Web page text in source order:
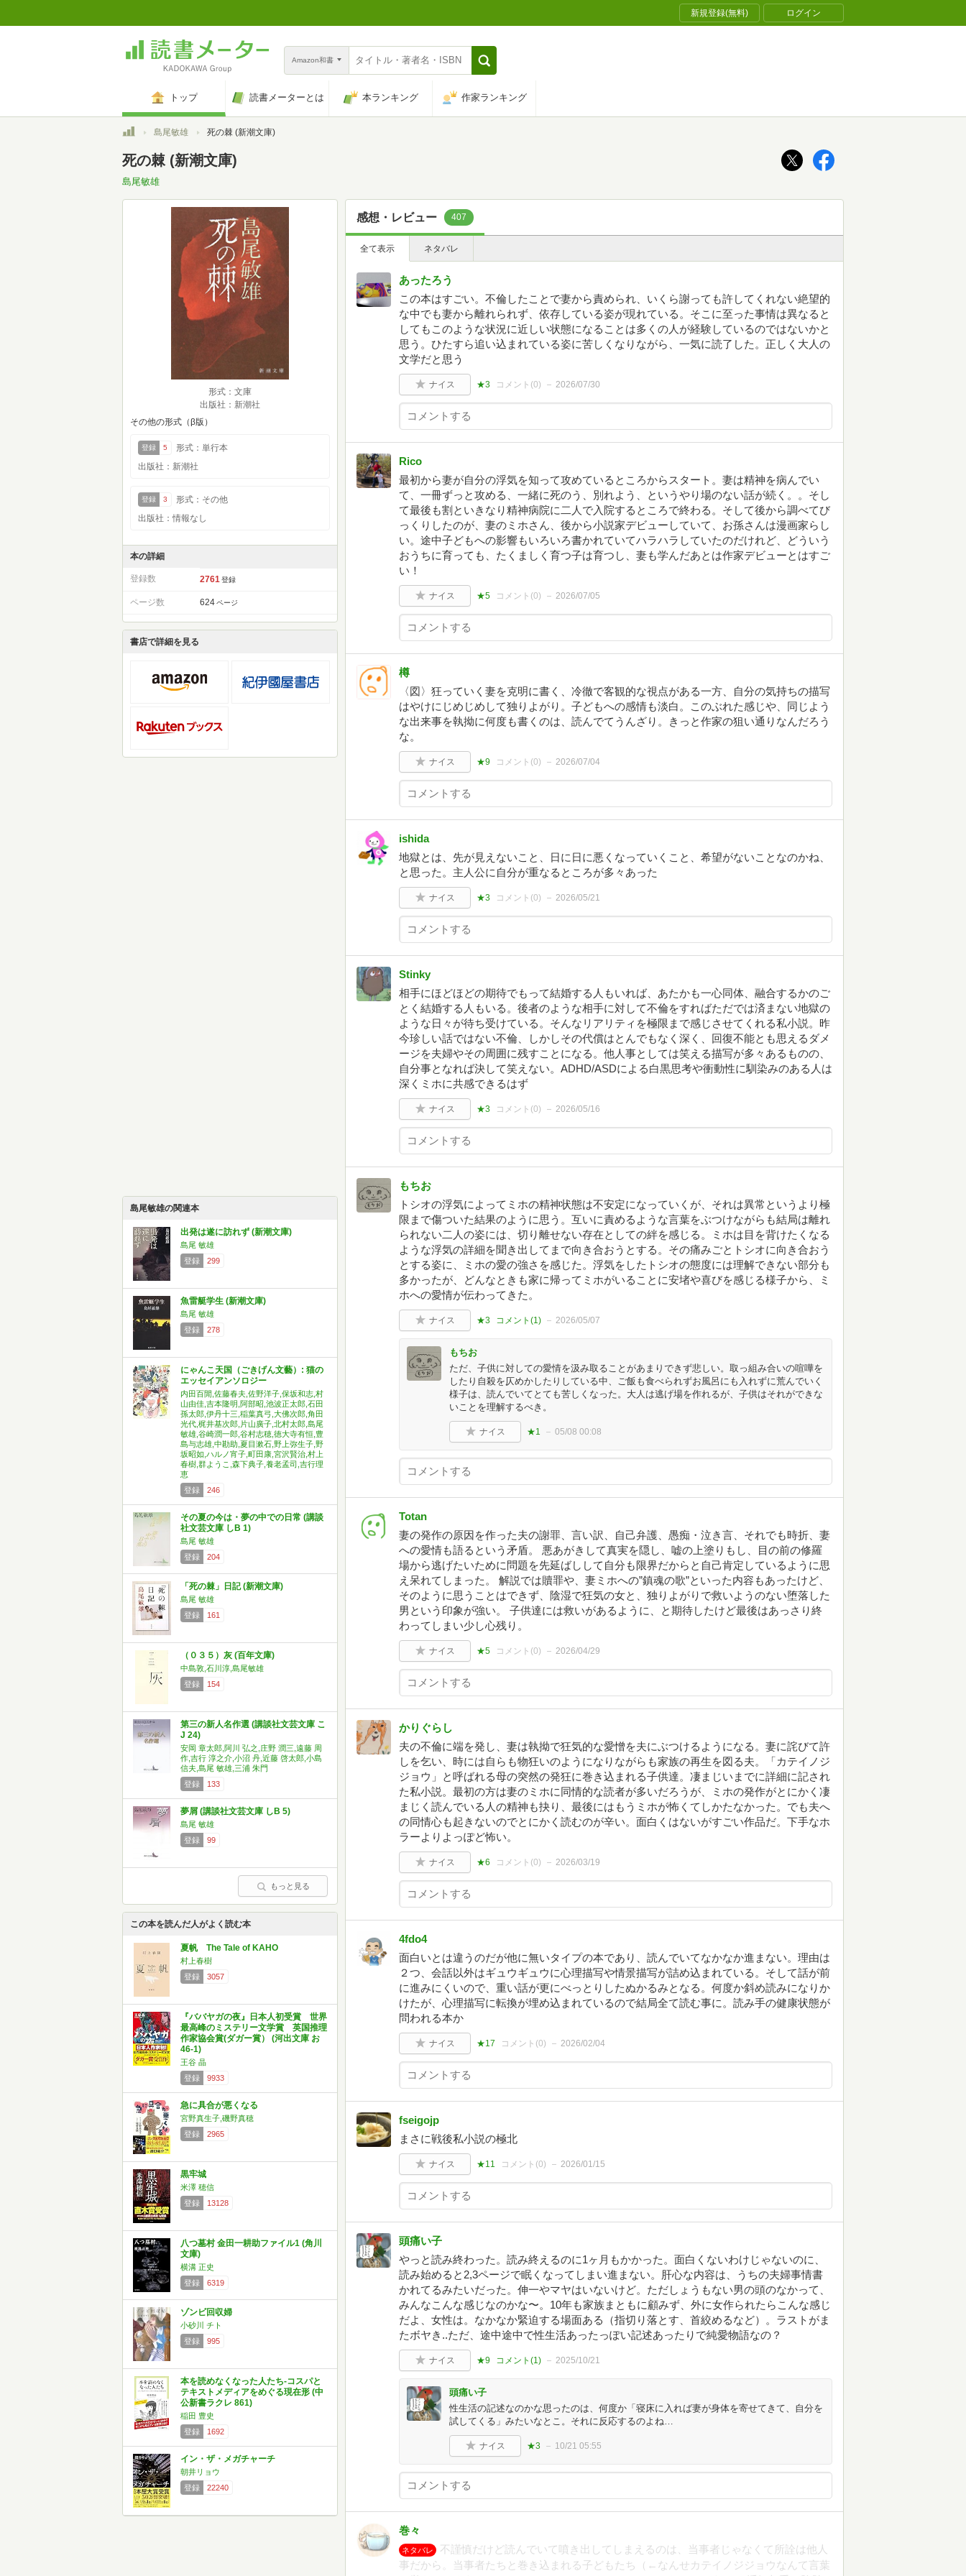
新規登録(無料) ログイン
Amazon和書
トップ 読書メーターとは 本ランキング 作家ランキング
トップ島尾敏雄 死の棘 (新潮文庫)
死の棘 (新潮文庫)
島尾敏雄
形式：文庫
出版社：新潮社
その他の形式（β版）
登録 5
形式：単行本
出版社：新潮社
登録 3
形式：その他
出版社：情報なし
本の詳細
登録数 2761 登録
ページ数 624 ページ
書店で詳細を見る
島尾敏雄の関連本
出発は遂に訪れず (新潮文庫)
島尾 敏雄
登録
299
魚雷艇学生 (新潮文庫)
島尾 敏雄
登録
278
にゃんこ天国（ごきげん文藝）: 猫の
エッセイアンソロジー
内田百閒,佐藤春夫,佐野洋子,保坂和志,村
山由佳,吉本隆明,阿部昭,池波正太郎,石田
孫太郎,伊丹十三,稲葉真弓,大佛次郎,角田
光代,梶井基次郎,片山廣子,北村太郎,島尾
敏雄,谷崎潤一郎,谷村志穂,徳大寺有恒,豊
島与志雄,中勘助,夏目漱石,野上弥生子,野
坂昭如,ハルノ宵子,町田康,宮沢賢治,村上
春樹,群ようこ,森下典子,養老孟司,吉行理
恵
登録
246
その夏の今は・夢の中での日常 (講談
社文芸文庫 しB 1)
島尾 敏雄
登録
204
「死の棘」日記 (新潮文庫)
島尾 敏雄
登録
161
（０３５）灰 (百年文庫)
中島敦,石川淳,島尾敏雄
登録
154
第三の新人名作選 (講談社文芸文庫 こ
J 24)
安岡 章太郎,阿川 弘之,庄野 潤三,遠藤 周
作,吉行 淳之介,小沼 丹,近藤 啓太郎,小島
信夫,島尾 敏雄,三浦 朱門
登録
133
夢屑 (講談社文芸文庫 しB 5)
島尾 敏雄
登録
99
もっと見る
この本を読んだ人がよく読む本
夏帆 The Tale of KAHO
村上春樹
登録
3057
『ババヤガの夜』日本人初受賞 世界
最高峰のミステリー文学賞 英国推理
作家協会賞(ダガー賞） (河出文庫 お
46-1)
王谷 晶
登録
9933
急に具合が悪くなる
宮野真生子,磯野真穂
登録
2965
黒牢城
米澤 穂信
登録
13128
八つ墓村 金田一耕助ファイル1 (角川
文庫)
横溝 正史
登録
6319
ゾンビ回収婦
小砂川 チト
登録
995
本を読めなくなった人たち-コスパと
テキストメディアをめぐる現在形 (中
公新書ラクレ 861)
稲田 豊史
登録
1692
イン・ザ・メガチャーチ
朝井リョウ
登録
22240
感想・レビュー 407
全て表示 ネタバレ
あったろう
この本はすごい。不倫したことで妻から責められ、いくら謝っても許してくれない絶望的
な中でも妻から離れられず、依存している姿が現れている。そこに至った事情は異なると
してもこのような状況に近しい状態になることは多くの人が経験しているのではないかと
思う。ひたすら追い込まれている姿に苦しくなりながら、一気に読了した。正しく大人の
文学だと思う
ナイス ★3 コメント(0) 2026/07/30
Rico
最初から妻が自分の浮気を知って攻めているところからスタート。妻は精神を病んでい
て、一冊ずっと攻める、一緒に死のう、別れよう、というやり場のない話が続く。。そし
て最後も割といきなり精神病院に二人で入院するところで終わる。そして後から調べてび
っくりしたのが、妻のミホさん、後から小説家デビューしていて、お孫さんは漫画家らし
い。途中子どもへの影響もいろいろ書かれていてハラハラしていたのだけれど、どういう
おうちに育っても、たくましく育つ子は育つし、妻も学んだあとは作家デビューとはすご
い！
ナイス ★5 コメント(0) 2026/07/05
樽
〈図〉狂っていく妻を克明に書く、冷徹で客観的な視点がある一方、自分の気持ちの描写
はやけにじめじめして独りよがり。子どもへの感情も淡白。このぶれた感じや、同じよう
な出来事を執拗に何度も書くのは、読んでてうんざり。きっと作家の狙い通りなんだろう
な。
ナイス ★9 コメント(0) 2026/07/04
ishida
地獄とは、先が見えないこと、日に日に悪くなっていくこと、希望がないことなのかね、
と思った。主人公に自分が重なるところが多々あった
ナイス ★3 コメント(0) 2026/05/21
Stinky
相手にほどほどの期待でもって結婚する人もいれば、あたかも一心同体、融合するかのご
とく結婚する人もいる。後者のような相手に対して不倫をすればただでは済まない地獄の
ような日々が待ち受けている。そんなリアリティを極限まで感じさせてくれる私小説。昨
今珍しい話ではない不倫、しかしその代償はとんでもなく深く、回復不能とも思えるダメ
ージを夫婦やその周囲に残すことになる。他人事としては笑える描写が多々あるものの、
自分事となれば決して笑えない。ADHD/ASDによる白黒思考や衝動性に馴染みのある人は
深くミホに共感できるはず
ナイス ★3 コメント(0) 2026/05/16
もちお
トシオの浮気によってミホの精神状態は不安定になっていくが、それは異常というより極
限まで傷ついた結果のように思う。互いに責めるような言葉をぶつけながらも結局は離れ
られない二人の姿には、切り離せない存在としての絆を感じる。ミホは目を背けたくなる
ような浮気の詳細を聞き出してまで向き合おうとする。その痛みごとトシオに向き合おう
とする姿に、ミホの愛の強さを感じた。浮気をしたトシオの態度には理解できない部分も
多かったが、どんなときも家に帰ってミホがいることに安堵や喜びを感じる様子から、ミ
ホへの愛情が伝わってきた。
ナイス ★3 コメント(1) 2026/05/07
もちお
ただ、子供に対しての愛情を汲み取ることがあまりできず悲しい。取っ組み合いの喧嘩を
したり自殺を仄めかしたりしている中、ご飯も食べられずお風呂にも入れずに荒んでいく
様子は、読んでいてとても苦しくなった。大人は逃げ場を作れるが、子供はそれができな
いことを理解するべき。
ナイス ★1 05/08 00:08
Totan
妻の発作の原因を作った夫の謝罪、言い訳、自己弁護、愚痴・泣き言、それでも時折、妻
への愛情も語るという矛盾。 悪あがきして真実を隠し、嘘の上塗りもし、目の前の修羅
場から逃げたいために問題を先延ばしして自分も限界だからと自己肯定しているように思
え呆れてしまった。 解説では贖罪や、妻ミホへの”鎮魂の歌”といった内容もあったけど、
そのように思うことはできず、陰湿で狂気の女と、独りよがりで救いようのない堕落した
男という印象が強い。 子供達には救いがあるように、と期待したけど最後はあっさり終
わってしまい少し心残り。
ナイス ★5 コメント(0) 2026/04/29
かりぐらし
夫の不倫に端を発し、妻は執拗で狂気的な愛憎を夫にぶつけるようになる。妻に詫びて許
しを乞い、時には自らも物狂いのようになりながらも家族の再生を図る夫。「カテイノジ
ジョウ」と呼ばれる母の突然の発狂に巻き込まれる子供達。凄まじいまでに詳細に記され
た私小説。最初の方は妻のミホに同情的な読者が多いだろうが、ミホの発作がとにかく凄
まじく読んでいる人の精神も抉り、最後にはもうミホが怖くてしかたなかった。でも夫へ
の同情心も起きないのでとにかく読むのが辛い。面白くはないがすごい作品だ。下手なホ
ラーよりよっぽど怖い。
ナイス ★6 コメント(0) 2026/03/19
4fdo4
面白いとは違うのだが他に無いタイプの本であり、読んでいてなかなか進まない。理由は
２つ、会話以外はギュウギュウに心理描写や情景描写が詰め込まれている。そして話が前
に進みにくいので、重い話が更にべっとりしたぬかるみとなる。何度か斜め読みになりか
けたが、心理描写に転換が埋め込まれているので結局全て読む事に。読み手の健康状態が
問われる本か
ナイス ★17 コメント(0) 2026/02/04
fseigojp
まさに戦後私小説の極北
ナイス ★11 コメント(0) 2026/01/15
頭痛い子
やっと読み終わった。読み終えるのに1ヶ月もかかった。面白くないわけじゃないのに、
読み始めると2,3ページで眠くなってしまい進まない。肝心な内容は、うちの夫婦事情書
かれてるみたいだった。伸一やマヤはいないけど。ただしょうもない男の頭のなかって、
みんなこんな感じなのかな〜。10年も家族まともに顧みず、外に女作られたらこんな感じ
だよ、女性は。なかなか緊迫する場面ある（指切り落とす、首絞めるなど）。ラストがま
たボヤき..ただ、途中途中で性生活あったっぽい記述あったりで純愛物語なの？
ナイス ★9 コメント(1) 2025/10/21
頭痛い子
性生活の記述なのかな思ったのは、何度か「寝床に入れば妻が身体を寄せてきて、自分を
試してくる」みたいなとこ。それに反応するのよね…
ナイス ★3 10/21 05:55
巻々
ネタバレ
不謹慎だけど読んでいて噴き出してしまえるのは、当事者じゃなくて所詮は他人
事だから。当事者たちと巻き込まれる子どもたち（←なんせカテイノジジョウなんて言葉